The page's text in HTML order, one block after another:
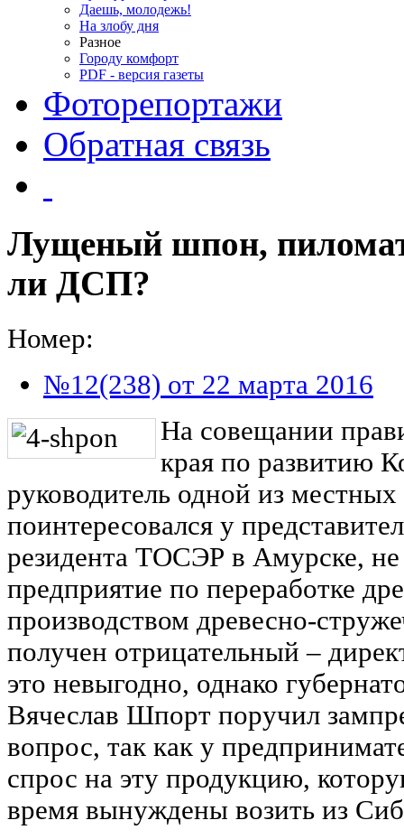
Даешь, молодежь!
На злобу дня
Разное
Городу комфорт
PDF - версия газеты
Фоторепортажи
Обратная связь
Лущеный шпон,
ли ДСП?
Номер:
№12(238) от 22 марта 2016
На совещании
края по развитию
руководитель одной из
поинтересовался у
резидента ТОСЭР в Амурске, не
предприятие по переработке
производством древесно-
получен отрицательный –
это невыгодно, однако
Вячеслав Шпорт поручил
вопрос, так как у
спрос на эту продукцию,
время вынуждены возить из